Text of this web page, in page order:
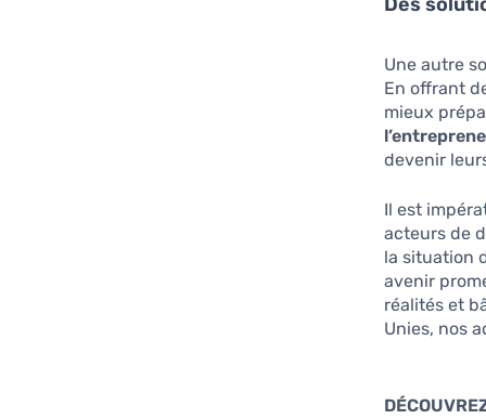
Une autre
En offrant
mieux
devenir
Il est
acteurs de
la situation
avenir
réalités et
Unies, nos